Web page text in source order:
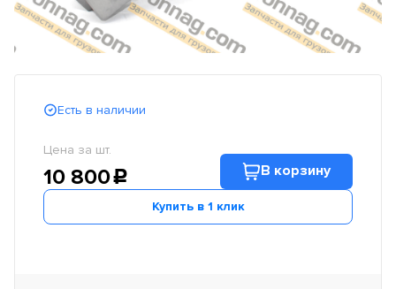
Есть в наличии
Цена за шт.
10 800c В корзину
Купить в 1 клик